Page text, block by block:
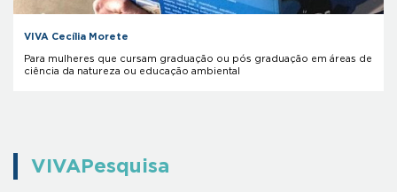
VIVA Cecília Morete
Para mulheres que cursam graduação ou pós graduação em áreas de
ciência da natureza ou educação ambiental
VIVAPesquisa